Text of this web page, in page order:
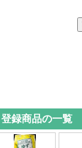
登録商品の一覧